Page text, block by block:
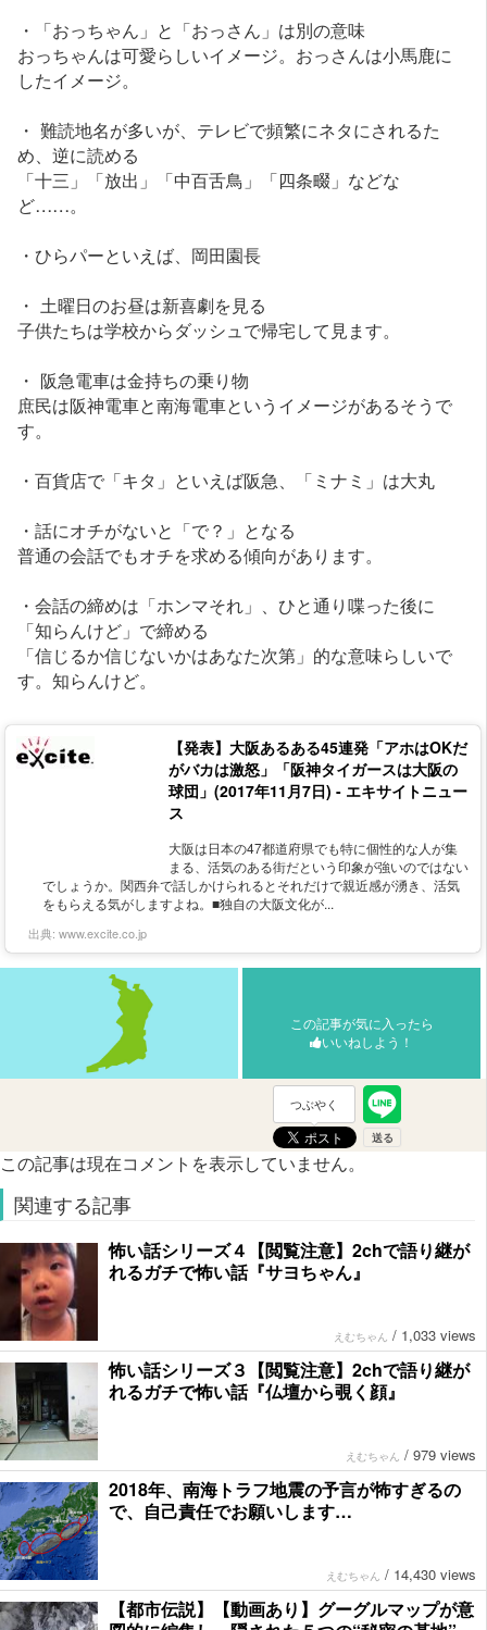
・「おっちゃん」と「おっさん」は別の意味
おっちゃんは可愛らしいイメージ。おっさんは小馬鹿に
したイメージ。
・ 難読地名が多いが、テレビで頻繁にネタにされるた
め、逆に読める
「十三」「放出」「中百舌鳥」「四条畷」などな
ど……。
・ひらパーといえば、岡田園長
・ 土曜日のお昼は新喜劇を見る
子供たちは学校からダッシュで帰宅して見ます。
・ 阪急電車は金持ちの乗り物
庶民は阪神電車と南海電車というイメージがあるそうで
す。
・百貨店で「キタ」といえば阪急、「ミナミ」は大丸
・話にオチがないと「で？」となる
普通の会話でもオチを求める傾向があります。
・会話の締めは「ホンマそれ」、ひと通り喋った後に
「知らんけど」で締める
「信じるか信じないかはあなた次第」的な意味らしいで
す。知らんけど。
【発表】大阪あるある45連発「アホはOKだ
がバカは激怒」「阪神タイガースは大阪の
球団」(2017年11月7日) - エキサイトニュー
ス
大阪は日本の47都道府県でも特に個性的な人が集
まる、活気のある街だという印象が強いのではない
でしょうか。関西弁で話しかけられるとそれだけで親近感が湧き、活気
をもらえる気がしますよね。■独自の大阪文化が...
出典: www.excite.co.jp
この記事が気に入ったら
いいねしよう！
つぶやく
この記事は現在コメントを表示していません。
関連する記事
怖い話シリーズ４【閲覧注意】2chで語り継が
れるガチで怖い話『サヨちゃん』
えむちゃん / 1,033 views
怖い話シリーズ３【閲覧注意】2chで語り継が
れるガチで怖い話『仏壇から覗く顔』
えむちゃん / 979 views
2018年、南海トラフ地震の予言が怖すぎるの
で、自己責任でお願いします…
えむちゃん / 14,430 views
【都市伝説】【動画あり】グーグルマップが意